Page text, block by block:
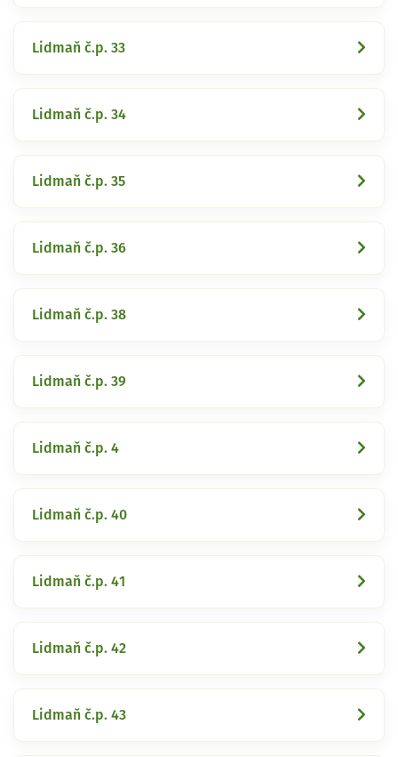
Lidmaň č.p. 33
Lidmaň č.p. 34
Lidmaň č.p. 35
Lidmaň č.p. 36
Lidmaň č.p. 38
Lidmaň č.p. 39
Lidmaň č.p. 4
Lidmaň č.p. 40
Lidmaň č.p. 41
Lidmaň č.p. 42
Lidmaň č.p. 43